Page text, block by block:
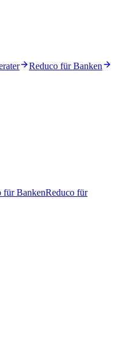
Reduco für Banken
für BankenReduco für